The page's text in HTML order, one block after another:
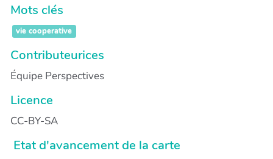
Mots clés
vie cooperative
Contributeurices
Équipe Perspectives
Licence
CC-BY-SA
Etat d'avancement de la carte